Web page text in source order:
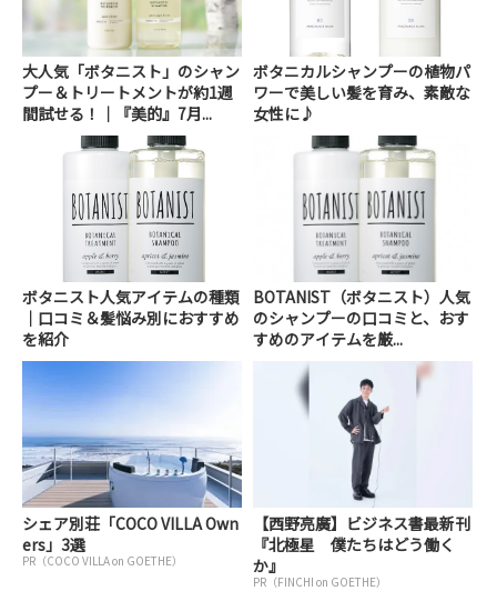
大人気「ボタニスト」のシャン
プー＆トリートメントが約1週
間試せる！｜『美的』7月...
ボタニカルシャンプーの植物パ
ワーで美しい髪を育み、素敵な
女性に♪
ボタニスト人気アイテムの種類
｜口コミ＆髪悩み別におすすめ
を紹介
BOTANIST（ボタニスト）人気
のシャンプーの口コミと、おす
すめのアイテムを厳...
シェア別荘「COCO VILLA Own
ers」3選
PR（COCO VILLA on GOETHE）
【西野亮廣】ビジネス書最新刊
『北極星 僕たちはどう働く
か』
PR（FINCHI on GOETHE）